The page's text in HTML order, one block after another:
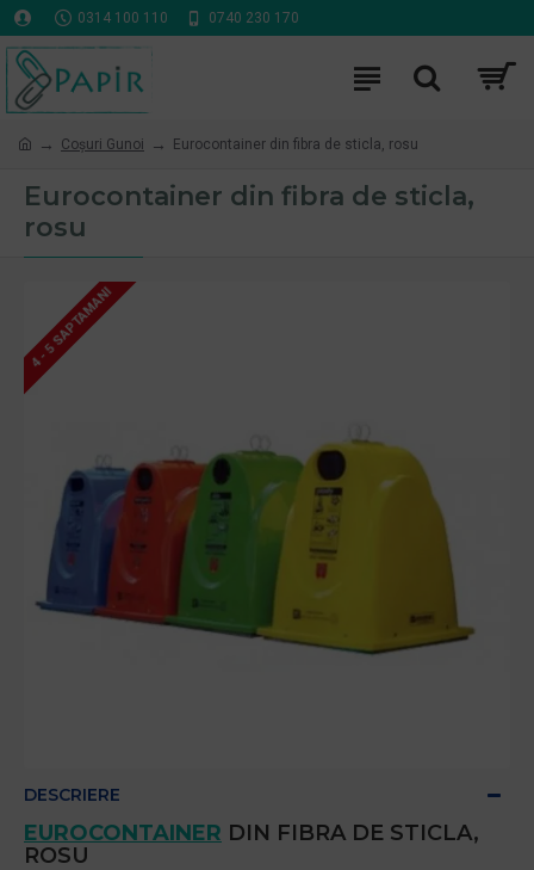
0314 100 110 0740 230 170
Coşuri Gunoi Eurocontainer din fibra de sticla, rosu
Eurocontainer din fibra de sticla,
rosu
4 - 5 SAPTAMANI
DESCRIERE
EUROCONTAINER DIN FIBRA DE STICLA,
ROSU